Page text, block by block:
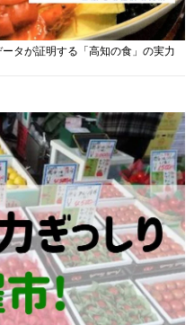
タが証明する「高知の食」の実力